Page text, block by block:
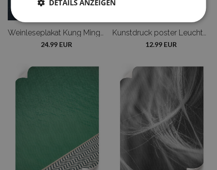
Weinleseplakat Kung Ming Electric Company
24.99 EUR
Kunstdruck poster Leuchtender Glitzer
12.99 EUR
DETAILS ANZEIGEN